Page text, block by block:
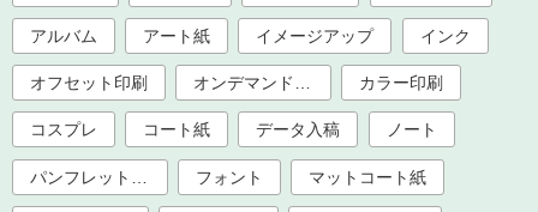
アルバム アート紙 イメージアップ インク
オフセット印刷 カラー印刷
コスプレ コート紙 データ入稿 ノート
フォント マットコート紙